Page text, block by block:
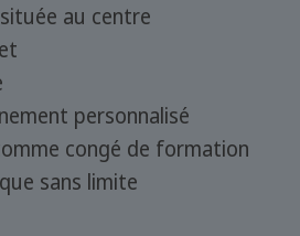
au centre
personnalisé
congé de formation
sans limite